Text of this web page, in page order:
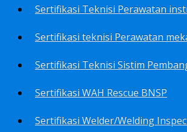
Sertifikasi WAH Rescue BNSP
Sertifikasi Welder/Welding